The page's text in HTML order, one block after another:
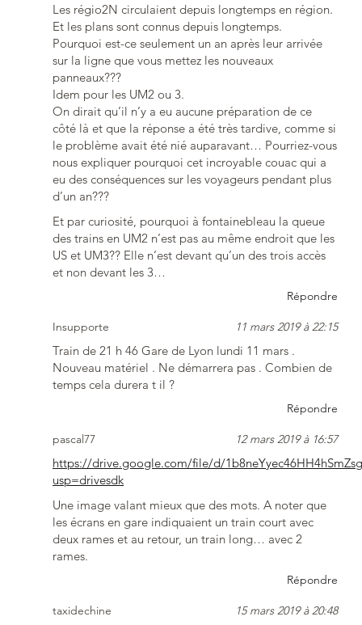
Les régio2N circulaient depuis longtemps en région.
Et les plans sont connus depuis longtemps.
Pourquoi est-ce seulement un an après leur arrivée
sur la ligne que vous mettez les nouveaux
panneaux???
Idem pour les UM2 ou 3.
On dirait qu’il n’y a eu aucune préparation de ce
côté là et que la réponse a été très tardive, comme si
le problème avait été nié auparavant… Pourriez-vous
nous expliquer pourquoi cet incroyable couac qui a
eu des conséquences sur les voyageurs pendant plus
d’un an???
Et par curiosité, pourquoi à fontainebleau la queue
des trains en UM2 n’est pas au même endroit que les
US et UM3?? Elle n’est devant qu’un des trois accès
et non devant les 3…
Répondre
Insupporte 11 mars 2019 à 22:15
Train de 21 h 46 Gare de Lyon lundi 11 mars .
Nouveau matériel . Ne démarrera pas . Combien de
temps cela durera t il ?
Répondre
pascal77 12 mars 2019 à 16:57
https://drive.google.com/file/d/
usp=drivesdk
Une image valant mieux que des mots. A noter que
les écrans en gare indiquaient un train court avec
deux rames et au retour, un train long… avec 2
rames.
Répondre
taxidechine 15 mars 2019 à 20:48